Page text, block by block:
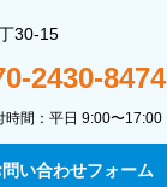
30-15
2430-8474
時間：平日 9:00〜17:00
問い合わせフォーム